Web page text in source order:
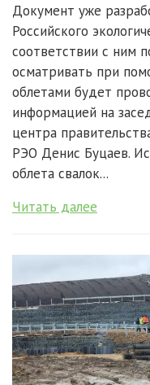
Документ уже
Российского
соответствии с ним
осматривать при
облетами будет
информацией на
центра
РЭО Денис Буцаев.
облета свалок...
Читать далее